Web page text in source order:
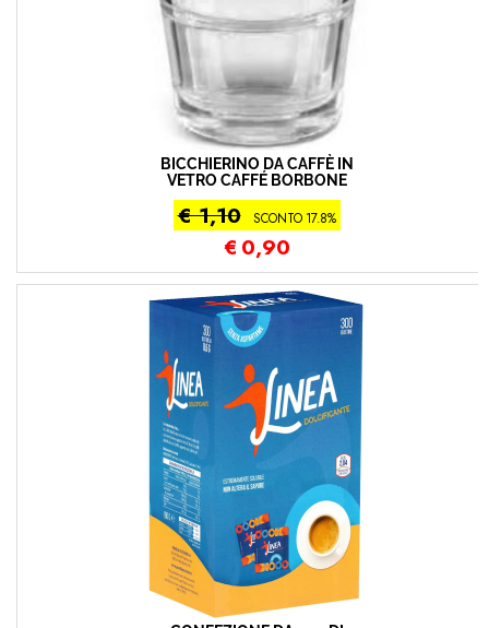
BICCHIERINO DA CAFFÈ IN
VETRO CAFFÉ BORBONE
€ 1,10 SCONTO 17.8%
€ 0,90